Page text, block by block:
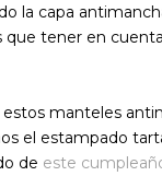
la capa
tener en
manteles
el estampado
de este